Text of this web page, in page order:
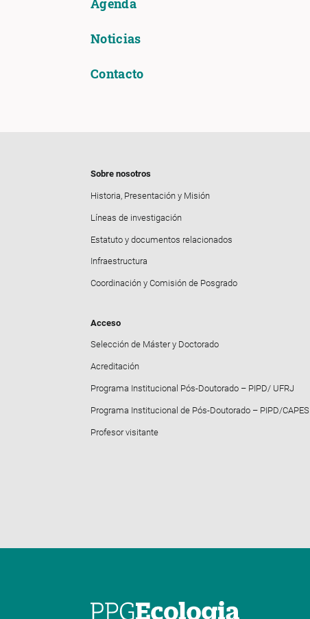
Agenda
Noticias
Contacto
Sobre nosotros
Historia, Presentación y Misión
Líneas de investigación
Estatuto y documentos relacionados
Infraestructura
Coordinación y Comisión de Posgrado
Acceso
Selección de Máster y Doctorado
Acreditación
Programa Institucional Pós-Doutorado – PIPD/ UFRJ
Programa Institucional de Pós-Doutorado – PIPD/CAPES
Profesor visitante